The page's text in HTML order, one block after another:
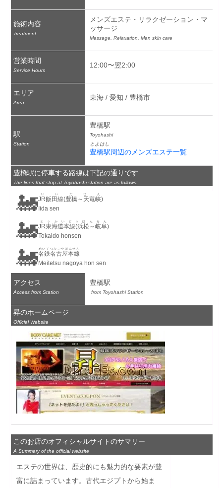
施術内容
Treatment
メンズエステ・リラクゼーション・マ
ッサージ
Massage, Relaxation, Man skin care
営業時間
Service Hours
12:00〜翌2:00
エリア
Area
東海 / 愛知 / 豊橋市
駅
Station
豊橋駅
Toyohashi
とよはし
豊橋駅周辺のメンズエステ一覧
豊橋駅に停車する路線は下記の通りです
The lines that stop at Toyohashi station are as follows:
🚂JR飯田線(豊橋～天竜峡)
いいだせん
Iida sen
🚂JR東海道本線(浜松～岐阜)
とうかいどうほんせん
Tokaido honsen
🚂名鉄名古屋本線
めいてつなごやほんせん
Meitetsu nagoya hon sen
アクセス
Access from Station
豊橋駅
from Toyohashi Station
昇のホームページ
Official Website
このお店のオフィシャルサイトのサマリー
A Summary of the official website
エステの世界は、歴史的にも魅力的な要素が豊
富に詰まっています。古代エジプトから始ま